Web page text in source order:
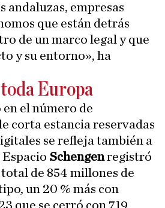
andaluzas, empresas
que están detrás
de un marco legal y que
y su entorno», ha
Europa
el número de
corta estancia reservadas
se refleja también a
Schengenregistró
de 854 millones de
un 20 % más con
que se cerró con 719